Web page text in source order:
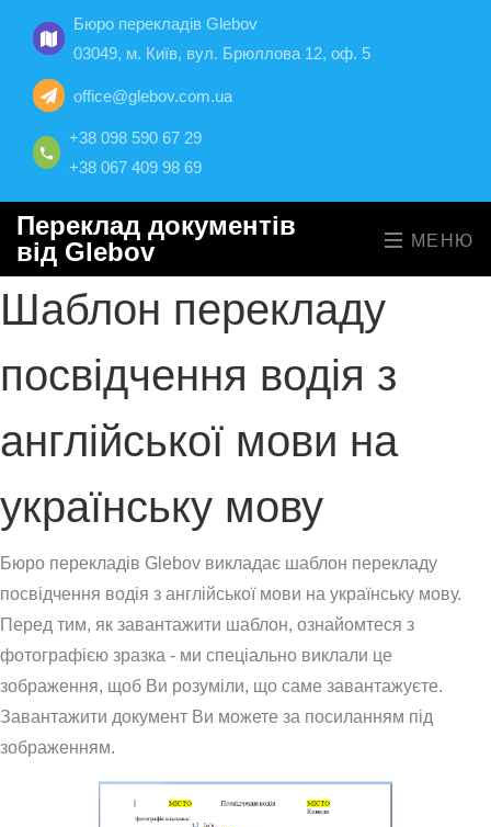
Бюро перекладів Glebov
03049, м. Київ, вул. Брюллова 12, оф. 5
office@glebov.com.ua
+38 098 590 67 29
+38 067 409 98 69
Переклад документів
від Glebov
МЕНЮ
Шаблон перекладу
посвідчення водія з
англійської мови на
українську мову
Бюро перекладів Glebov викладає шаблон перекладу
посвідчення водія з англійської мови на українську мову.
Перед тим, як завантажити шаблон, ознайомтеся з
фотографією зразка - ми спеціально виклали це
зображення, щоб Ви розуміли, що саме завантажуєте.
Завантажити документ Ви можете за посиланням під
зображенням.